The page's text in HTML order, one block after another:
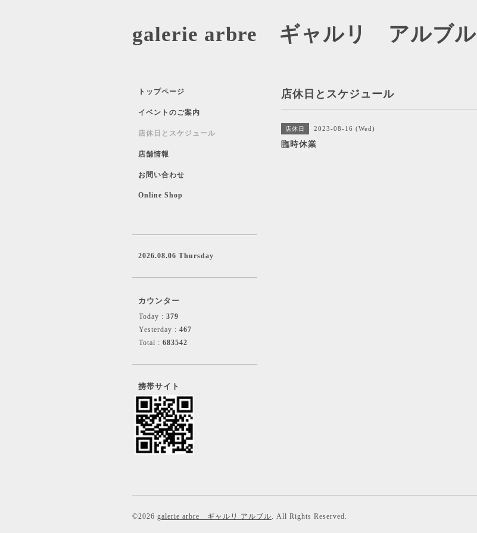
galerie arbre ギャルリ アルブル
店休日とスケジュール
店休日 2023-08-16 (Wed)
臨時休業
トップページ
イベントのご案内
店休日とスケジュール
店舗情報
お問い合わせ
Online Shop
2026.08.06 Thursday
カウンター
Today : 379
Yesterday : 467
Total : 683542
携帯サイト
©2026 galerie arbre ギャルリ アルブル. All Rights Reserved.